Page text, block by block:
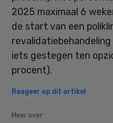
2025 maximaal 6
de start van een
iets gestegen ten
procent).
Reageer op dit artikel
Meer over: